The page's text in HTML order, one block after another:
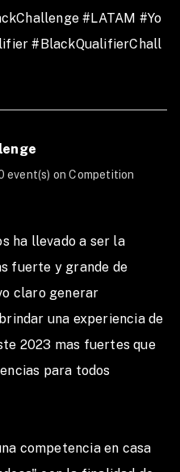
#LATAM #Yo
#BlackQualifierChall
event(s) on Competition
fuerte y grande de
claro generar
una experiencia de
2023 mas fuertes que
para todos
competencia en casa